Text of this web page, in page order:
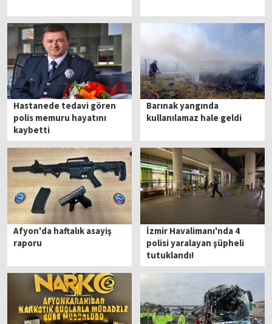
Hastanede tedavi gören
polis memuru hayatını
kaybetti
Barınak yangında
kullanılamaz hale geldi
Afyon'da haftalık asayiş
raporu
İzmir Havalimanı'nda 4
polisi yaralayan şüpheli
tutuklandı!